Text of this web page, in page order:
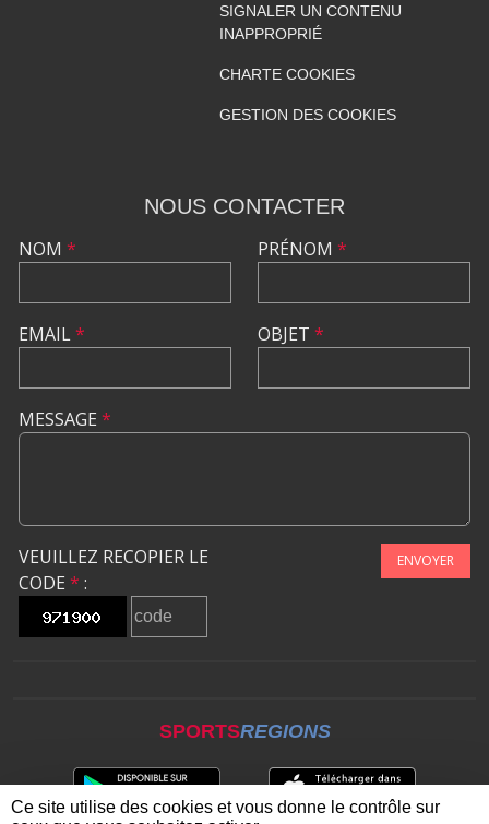
SIGNALER UN CONTENU
INAPPROPRIÉ
CHARTE COOKIES
GESTION DES COOKIES
NOUS CONTACTER
NOM *
EMAIL*
PRÉNOM *
OBJET *
MESSAGE *
VEUILLEZ RECOPIER LE
CODE * :
ENVOYER
SPORTSREGIONS
Ce site utilise des cookies et vous donne le contrôle sur